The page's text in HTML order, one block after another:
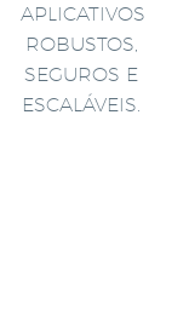
APLICATIVOS
ROBUSTOS,
SEGUROS E
ESCALÁVEIS.